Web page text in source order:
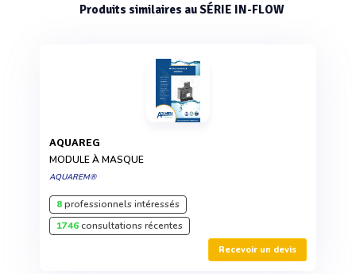
Produits similaires au SÉRIE IN-FLOW
AQUAREG
MODULE À MASQUE
AQUAREM®
8professionnels intéressés
1746consultations récentes
Recevoir un devis